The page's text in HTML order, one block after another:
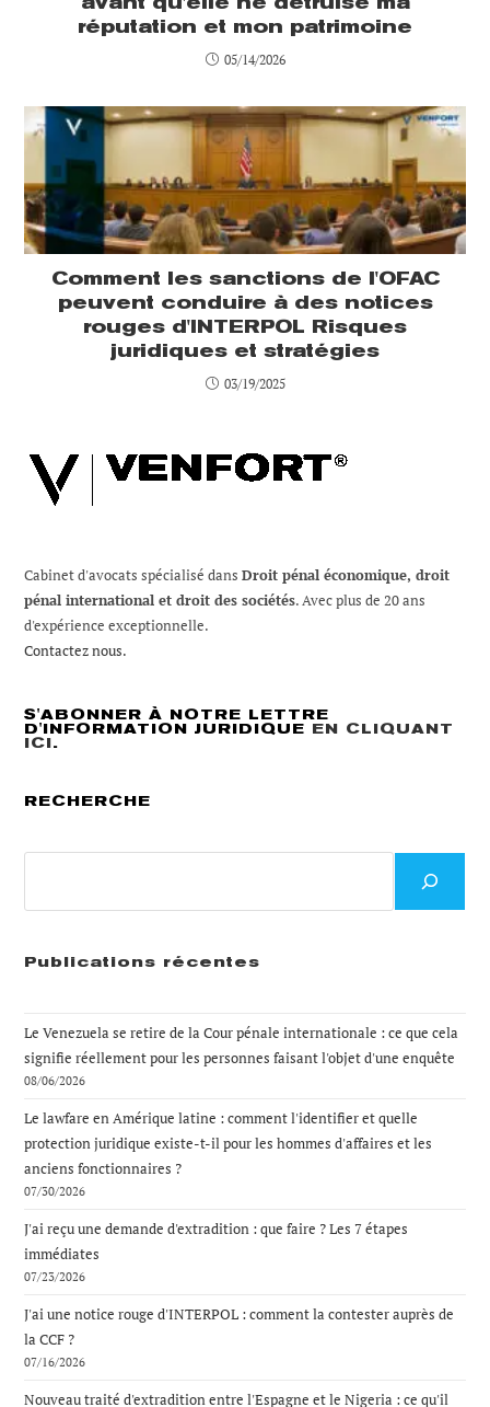
réputation et mon patrimoine
05/14/2026
Comment les sanctions de l'OFAC
peuvent conduire à des notices
rouges d'INTERPOL Risques
juridiques et stratégies
03/19/2025
Cabinet d'avocats spécialisé dansDroit pénal économique, droit
pénal international et droit des sociétés. Avec plus de 20 ans
d'expérience exceptionnelle.
Contactez nous.
S'ABONNER À NOTRE LETTRE
D'INFORMATION JURIDIQUE EN CLIQUANT
ICI.
RECHERCHE
Publications récentes
Le Venezuela se retire de la Cour pénale internationale : ce que cela
signifie réellement pour les personnes faisant l'objet d'une enquête
08/06/2026
Le lawfare en Amérique latine : comment l'identifier et quelle
protection juridique existe-t-il pour les hommes d'affaires et les
anciens fonctionnaires ?
07/30/2026
J'ai reçu une demande d'extradition : que faire ? Les 7 étapes
immédiates
07/23/2026
J'ai une notice rouge d'INTERPOL : comment la contester auprès de
la CCF ?
07/16/2026
Nouveau traité d'extradition entre l'Espagne et le Nigeria : ce qu'il